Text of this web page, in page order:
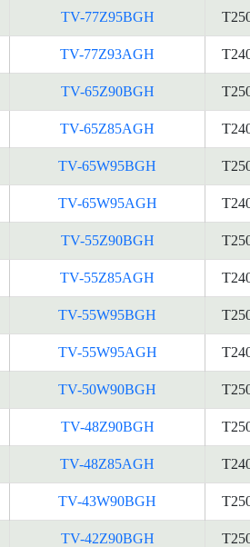
TV-77Z95BGH
TV-77Z93AGH
TV-65Z90BGH
TV-65Z85AGH
TV-65W95BGH
TV-65W95AGH
TV-55Z90BGH
TV-55Z85AGH
TV-55W95BGH
TV-55W95AGH
TV-50W90BGH
TV-48Z90BGH
TV-48Z85AGH
TV-43W90BGH
TV-42Z90BGH